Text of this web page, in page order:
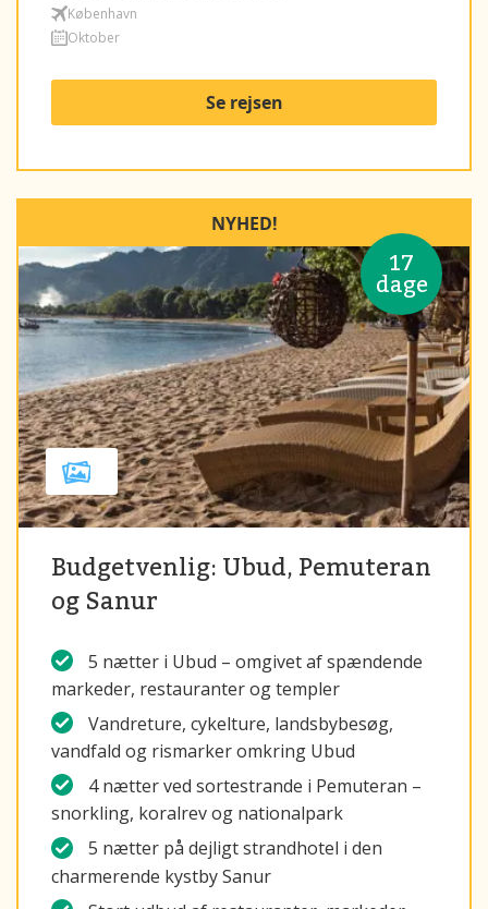
København
Oktober
Se rejsen
17
dage
NYHED!
Budgetvenlig: Ubud, Pemuteran
og Sanur
5 nætter i Ubud – omgivet af spændende
markeder, restauranter og templer
Vandreture, cykelture, landsbybesøg,
vandfald og rismarker omkring Ubud
4 nætter ved sortestrande i Pemuteran –
snorkling, koralrev og nationalpark
5 nætter på dejligt strandhotel i den
charmerende kystby Sanur